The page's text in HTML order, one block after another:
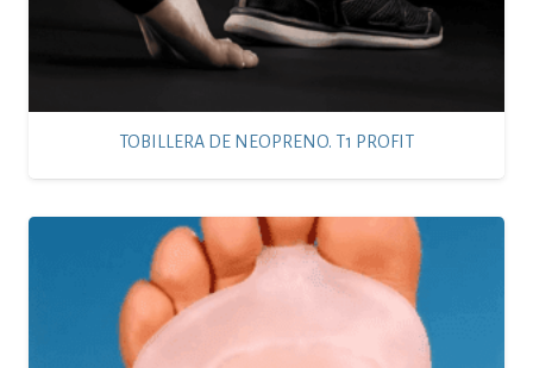
TOBILLERA DE NEOPRENO. T1 PROFIT